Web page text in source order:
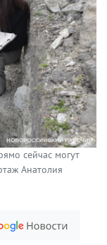
сейчас могут
Анатолия